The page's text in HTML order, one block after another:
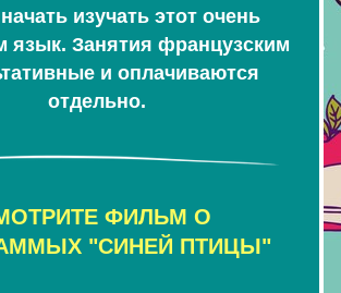
изучать этот очень
язык. Занятия французским
и оплачиваются
отдельно.
ФИЛЬМ О
"СИНЕЙ ПТИЦЫ"